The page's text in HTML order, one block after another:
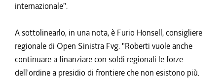
internazionale".
A sottolinearlo, in una nota, è Furio Honsell, consigliere
regionale di Open Sinistra Fvg. "Roberti vuole anche
continuare a finanziare con soldi regionali le forze
dell'ordine a presidio di frontiere che non esistono più.